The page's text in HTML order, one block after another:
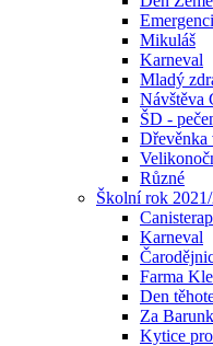
Mikuláš
Karneval
Mladý
Návštěva
ŠD -
Různé
Školní rok
Karneval
Farma
Den
Za
Kytice